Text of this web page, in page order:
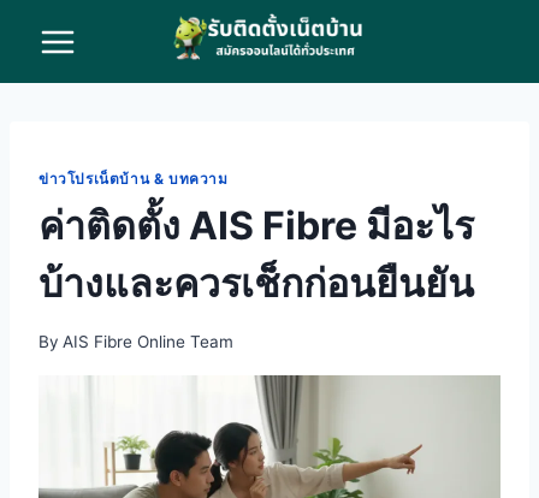
content
ข่าวโปรเน็ตบ้าน & บทความ
ค่าติดตั้ง AIS Fibre มีอะไร
บ้างและควรเช็กก่อนยืนยัน
By AIS Fibre Online Team